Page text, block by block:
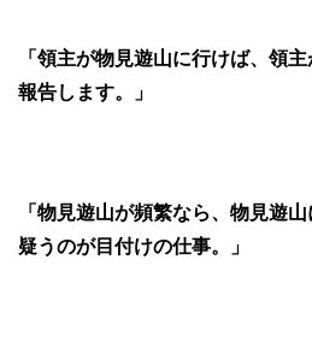
「領主が物見遊山に行けば、領
報告します。」
「物見遊山が頻繁なら、物見遊
疑うのが目付けの仕事。」